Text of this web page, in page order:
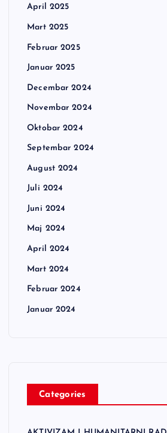
April 2025
Mart 2025
Februar 2025
Januar 2025
Decembar 2024
Novembar 2024
Oktobar 2024
Septembar 2024
August 2024
Juli 2024
Juni 2024
Maj 2024
April 2024
Mart 2024
Februar 2024
Januar 2024
Categories